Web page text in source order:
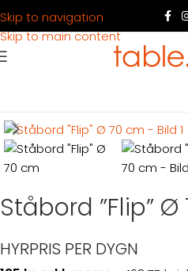
Skip to navigation
Skip to main content
Möbler
Ståbord ”Flip”
HYRPRIS PER DYGN